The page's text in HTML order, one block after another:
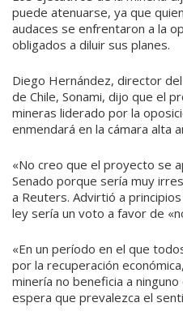
puede atenuarse, ya que
audaces se enfrentaron a la
obligados a diluir sus planes.
Diego Hernández, director
de Chile, Sonami, dijo que el
mineras liderado por la
enmendará en la cámara alta
«No creo que el proyecto se
Senado porque sería muy
a Reuters. Advirtió a
ley sería un voto a favor de
«En un período en el que
por la recuperación
minería no beneficia a
espera que prevalezca el